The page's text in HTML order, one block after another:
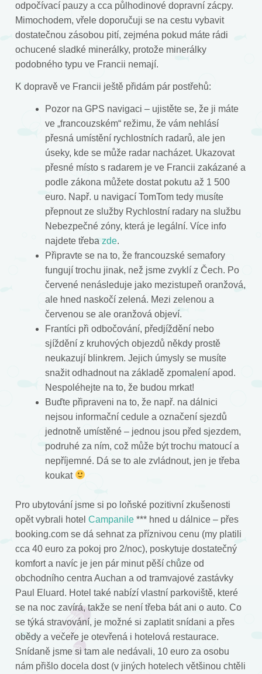
odpočívací pauzy a cca půlhodinové dopravní zácpy.
Mimochodem, vřele doporučuji se na cestu vybavit
dostatečnou zásobou pití, zejména pokud máte rádi
ochucené sladké minerálky, protože minerálky
podobného typu ve Francii nemají.
K dopravě ve Francii ještě přidám pár postřehů:
Pozor na GPS navigaci – ujistěte se, že ji máte
ve „francouzském“ režimu, že vám nehlásí
přesná umístění rychlostních radarů, ale jen
úseky, kde se může radar nacházet. Ukazovat
přesné místo s radarem je ve Francii zakázané a
podle zákona můžete dostat pokutu až 1 500
euro. Např. u navigací TomTom tedy musíte
přepnout ze služby Rychlostní radary na službu
Nebezpečné zóny, která je legální. Více info
najdete třeba zde.
Připravte se na to, že francouzské semafory
fungují trochu jinak, než jsme zvyklí z Čech. Po
červené nenásleduje jako mezistupeň oranžová,
ale hned naskočí zelená. Mezi zelenou a
červenou se ale oranžová objeví.
Frantíci při odbočování, předjíždění nebo
sjíždění z kruhových objezdů někdy prostě
neukazují blinkrem. Jejich úmysly se musíte
snažit odhadnout na základě zpomalení apod.
Nespoléhejte na to, že budou mrkat!
Buďte připraveni na to, že např. na dálnici
nejsou informační cedule a označení sjezdů
jednotně umístěné – jednou jsou před sjezdem,
podruhé za ním, což může být trochu matoucí a
nepříjemné. Dá se to ale zvládnout, jen je třeba
koukat
Pro ubytování jsme si po loňské pozitivní zkušenosti
opět vybrali hotel Campanile*** hned u dálnice – přes
booking.com se dá sehnat za příznivou cenu (my platili
cca 40 euro za pokoj pro 2/noc), poskytuje dostatečný
komfort a navíc je jen pár minut pěší chůze od
obchodního centra Auchan a od tramvajové zastávky
Paul Eluard. Hotel také nabízí vlastní parkoviště, které
se na noc zavírá, takže se není třeba bát ani o auto. Co
se týká stravování, je možné si zaplatit snídani a přes
obědy a večeře je otevřená i hotelová restaurace.
Snídaně jsme si tam ale nedávali, 10 euro za osobu
nám přišlo docela dost (v jiných hotelech většinou chtěli